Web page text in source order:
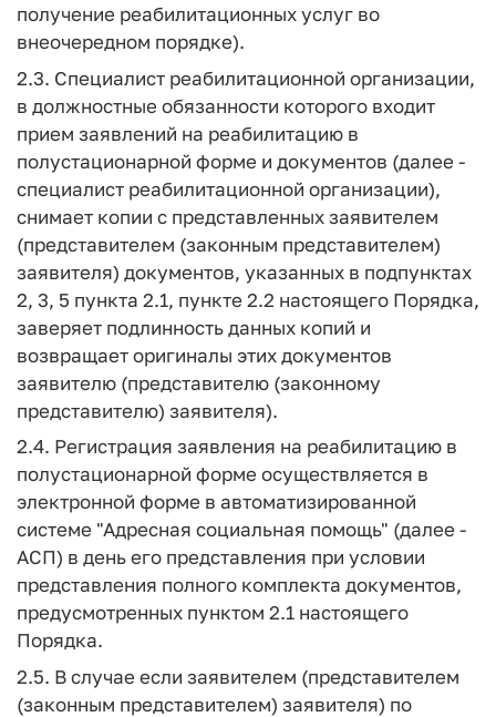
получение реабилитационных услуг во
внеочередном порядке).
2.3. Специалист реабилитационной организации,
в должностные обязанности которого входит
прием заявлений на реабилитацию в
полустационарной форме и документов (далее -
специалист реабилитационной организации),
снимает копии с представленных заявителем
(представителем (законным представителем)
заявителя) документов, указанных в подпунктах
2, 3, 5 пункта 2.1, пункте 2.2 настоящего Порядка,
заверяет подлинность данных копий и
возвращает оригиналы этих документов
заявителю (представителю (законному
представителю) заявителя).
2.4. Регистрация заявления на реабилитацию в
полустационарной форме осуществляется в
электронной форме в автоматизированной
системе "Адресная социальная помощь" (далее -
АСП) в день его представления при условии
представления полного комплекта документов,
предусмотренных пунктом 2.1 настоящего
Порядка.
2.5. В случае если заявителем (представителем
(законным представителем) заявителя) по